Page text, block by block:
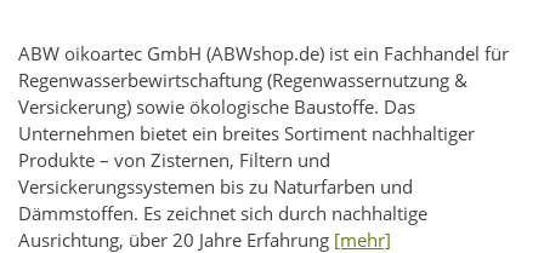
ABW oikoartec GmbH (ABWshop.de) ist ein Fachhandel für
Regenwasserbewirtschaftung (Regenwassernutzung &
Versickerung) sowie ökologische Baustoffe. Das
Unternehmen bietet ein breites Sortiment nachhaltiger
Produkte – von Zisternen, Filtern und
Versickerungssystemen bis zu Naturfarben und
Dämmstoffen. Es zeichnet sich durch nachhaltige
Ausrichtung, über 20 Jahre Erfahrung [mehr]